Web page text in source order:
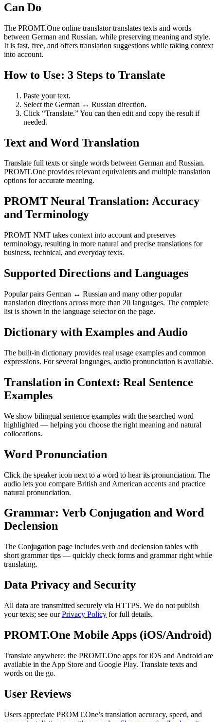
Can Do
The PROMT.One online translator translates texts and words
between German and Russian, while preserving meaning and style.
It is fast, free, and offers translation suggestions while taking context
into account.
How to Use: 3 Steps to Translate
Paste your text.
Select the German ↔ Russian direction.
Click “Translate.” You can then edit and copy the result if
needed.
Text and Word Translation
Translate full texts or single words between German and Russian.
PROMT.One provides relevant equivalents and multiple translation
options for accurate meaning.
PROMT Neural Translation: Accuracy
and Terminology
PROMT NMT takes context into account and preserves
terminology, resulting in more natural and precise translations for
business, technical, and everyday texts.
Supported Directions and Languages
Popular pairs German ↔ Russian and many other popular
translation directions across more than 20 languages. The complete
list is shown in the language selector on the page.
Dictionary with Examples and Audio
The built-in dictionary provides real usage examples and common
expressions. For several languages, audio pronunciation is available.
Translation in Context: Real Sentence
Examples
We show bilingual sentence examples with the searched word
highlighted — helping you choose the right meaning and natural
collocations.
Word Pronunciation
Click the speaker icon next to a word to hear its pronunciation. The
audio lets you compare British and American accents and practice
natural pronunciation.
Grammar: Verb Conjugation and Word
Declension
The Conjugation page includes verb and declension tables with
short grammar tips — quickly check forms and grammar right while
translating.
Data Privacy and Security
All data are transmitted securely via HTTPS. We do not publish
your texts; see ourPrivacy Policy for full details.
PROMT.One Mobile Apps (iOS/Android)
Translate anywhere: the PROMT.One apps for iOS and Android are
available in the App Store and Google Play. Translate texts and
words on the go.
User Reviews
Users appreciate PROMT.One’s translation accuracy, speed, and